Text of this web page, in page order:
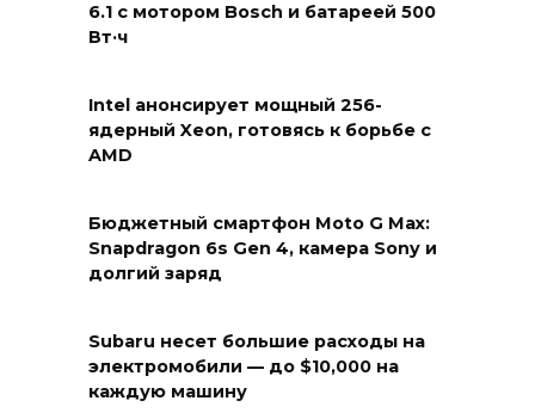
6.1 с мотором Bosch и батареей 500
Вт·ч
Intel анонсирует мощный 256-
ядерный Xeon, готовясь к борьбе с
AMD
Бюджетный смартфон Moto G Max:
Snapdragon 6s Gen 4, камера Sony и
долгий заряд
Subaru несет большие расходы на
электромобили — до $10,000 на
каждую машину